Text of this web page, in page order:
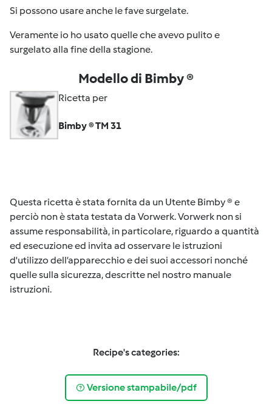
Si possono usare anche le fave surgelate.
Veramente io ho usato quelle che avevo pulito e
surgelato alla fine della stagione.
Modello di Bimby ®
Ricetta per
Bimby ® TM 31
Questa ricetta è stata fornita da un Utente Bimby ® e
perciò non è stata testata da Vorwerk. Vorwerk non si
assume responsabilità, in particolare, riguardo a quantità
ed esecuzione ed invita ad osservare le istruzioni
d'utilizzo dell’apparecchio e dei suoi accessori nonché
quelle sulla sicurezza, descritte nel nostro manuale
istruzioni.
Recipe's categories:
Versione stampabile/pdf